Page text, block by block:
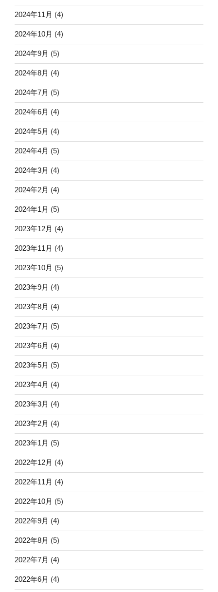
2024年11月 (4)
2024年10月 (4)
2024年9月 (5)
2024年8月 (4)
2024年7月 (5)
2024年6月 (4)
2024年5月 (4)
2024年4月 (5)
2024年3月 (4)
2024年2月 (4)
2024年1月 (5)
2023年12月 (4)
2023年11月 (4)
2023年10月 (5)
2023年9月 (4)
2023年8月 (4)
2023年7月 (5)
2023年6月 (4)
2023年5月 (5)
2023年4月 (4)
2023年3月 (4)
2023年2月 (4)
2023年1月 (5)
2022年12月 (4)
2022年11月 (4)
2022年10月 (5)
2022年9月 (4)
2022年8月 (5)
2022年7月 (4)
2022年6月 (4)